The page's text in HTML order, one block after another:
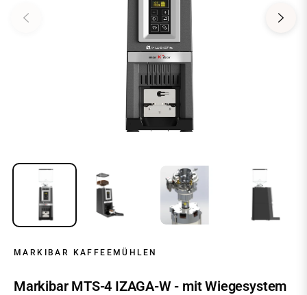
MARKIBAR KAFFEEMÜHLEN
Markibar MTS-4 IZAGA-W - mit Wiegesystem